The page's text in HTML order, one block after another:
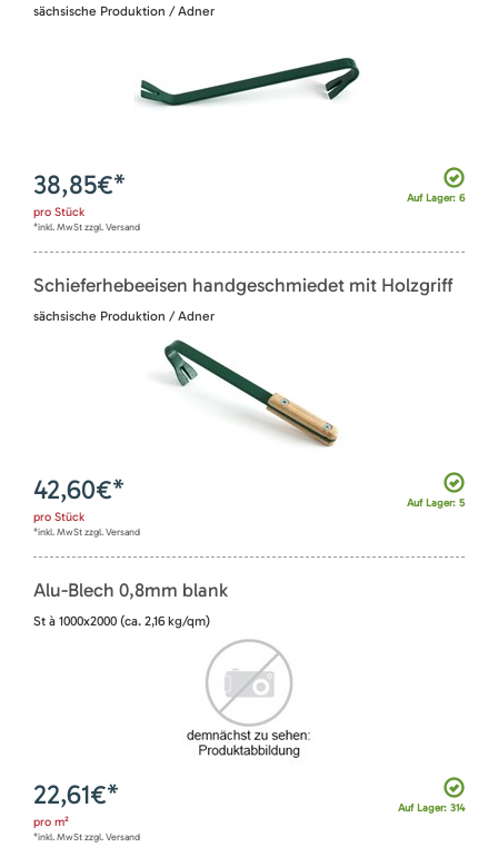
sächsische Produktion / Adner
Auf Lager: 6
38,85€*
pro Stück
*inkl. MwSt zzgl. Versand
Schieferhebeeisen handgeschmiedet mit Holzgriff
sächsische Produktion / Adner
Auf Lager: 5
42,60€*
pro Stück
*inkl. MwSt zzgl. Versand
Alu-Blech 0,8mm blank
St à 1000x2000 (ca. 2,16 kg/qm)
Auf Lager: 314
22,61€*
pro m²
*inkl. MwSt zzgl. Versand